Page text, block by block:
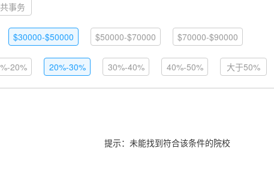
事务
$30000-$50000 $50000-$70000 $70000-$90000
20% 20%-30% 30%-40% 40%-50% 大于50%
提示：未能找到符合该条件的院校